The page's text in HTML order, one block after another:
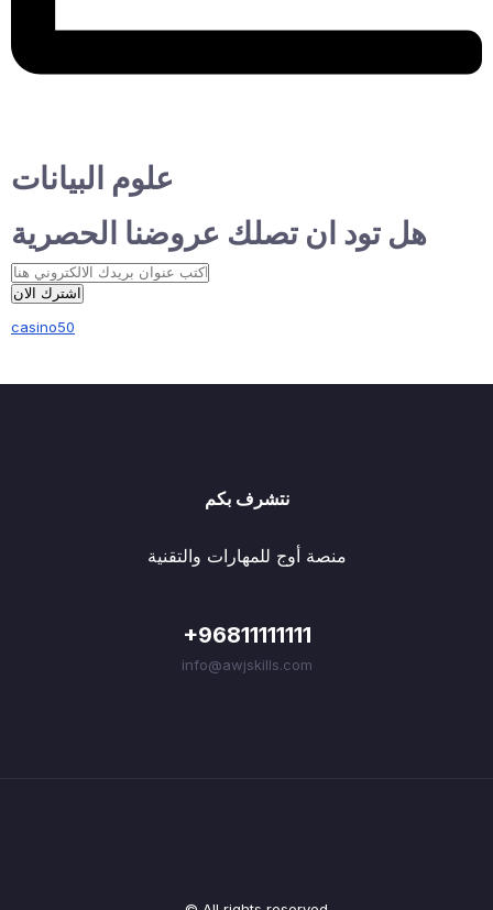
علوم البيانات
هل تود ان تصلك عروضنا الحصرية
اشترك الان
casino50
نتشرف بكم
منصة أوج للمهارات والتقنية
+96811111111
info@awjskills.com